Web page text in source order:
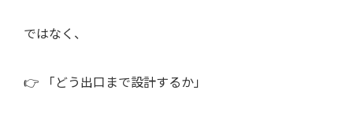
ではなく、
👉 「どう出口まで設計するか」